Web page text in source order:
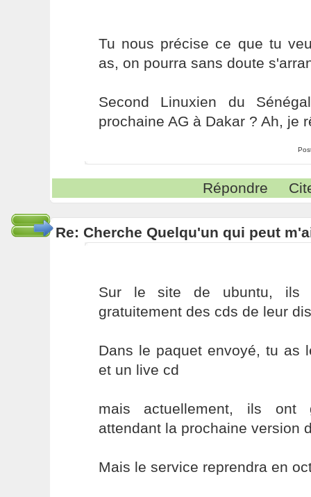
Tu nous précise ce que tu
as, on pourra sans doute
Second Linuxien du
prochaine AG à Dakar ? Ah, je
Répondre
Re: Cherche Quelqu'un qui peut
Sur le site de ubuntu, ils
gratuitement des cds de leur
Dans le paquet envoyé, tu as
et un live cd
mais actuellement, ils
attendant la prochaine version
Mais le service reprendra en